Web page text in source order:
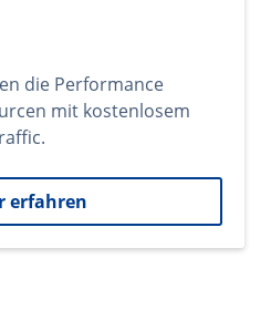
die Performance
mit kostenlosem
erfahren